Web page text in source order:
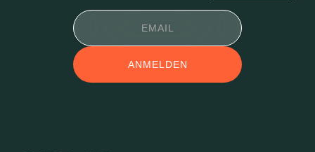
APPLIKATIONSFOR
M
ANMELDEN